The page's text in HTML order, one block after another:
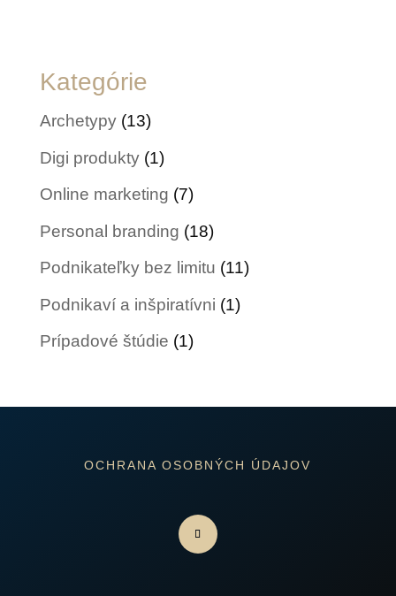
Kategórie
Archetypy(13)
Digi produkty(1)
Online marketing (7)
Personal branding (18)
Podnikateľky bez limitu (11)
Podnikaví a inšpiratívni (1)
Prípadové štúdie (1)
OCHRANA OSOBNÝCH ÚDAJOV